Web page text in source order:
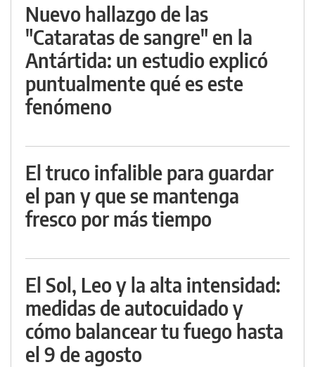
Nuevo hallazgo de las
"Cataratas de sangre" en la
Antártida: un estudio explicó
puntualmente qué es este
fenómeno
El truco infalible para guardar
el pan y que se mantenga
fresco por más tiempo
El Sol, Leo y la alta intensidad:
medidas de autocuidado y
cómo balancear tu fuego hasta
el 9 de agosto